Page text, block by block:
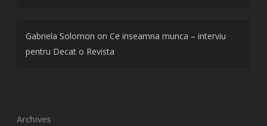
Gabriela Solomon on Ce inseamna munca – interviu
pentru Decat o Revista
Archives